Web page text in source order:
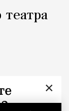
театра
×